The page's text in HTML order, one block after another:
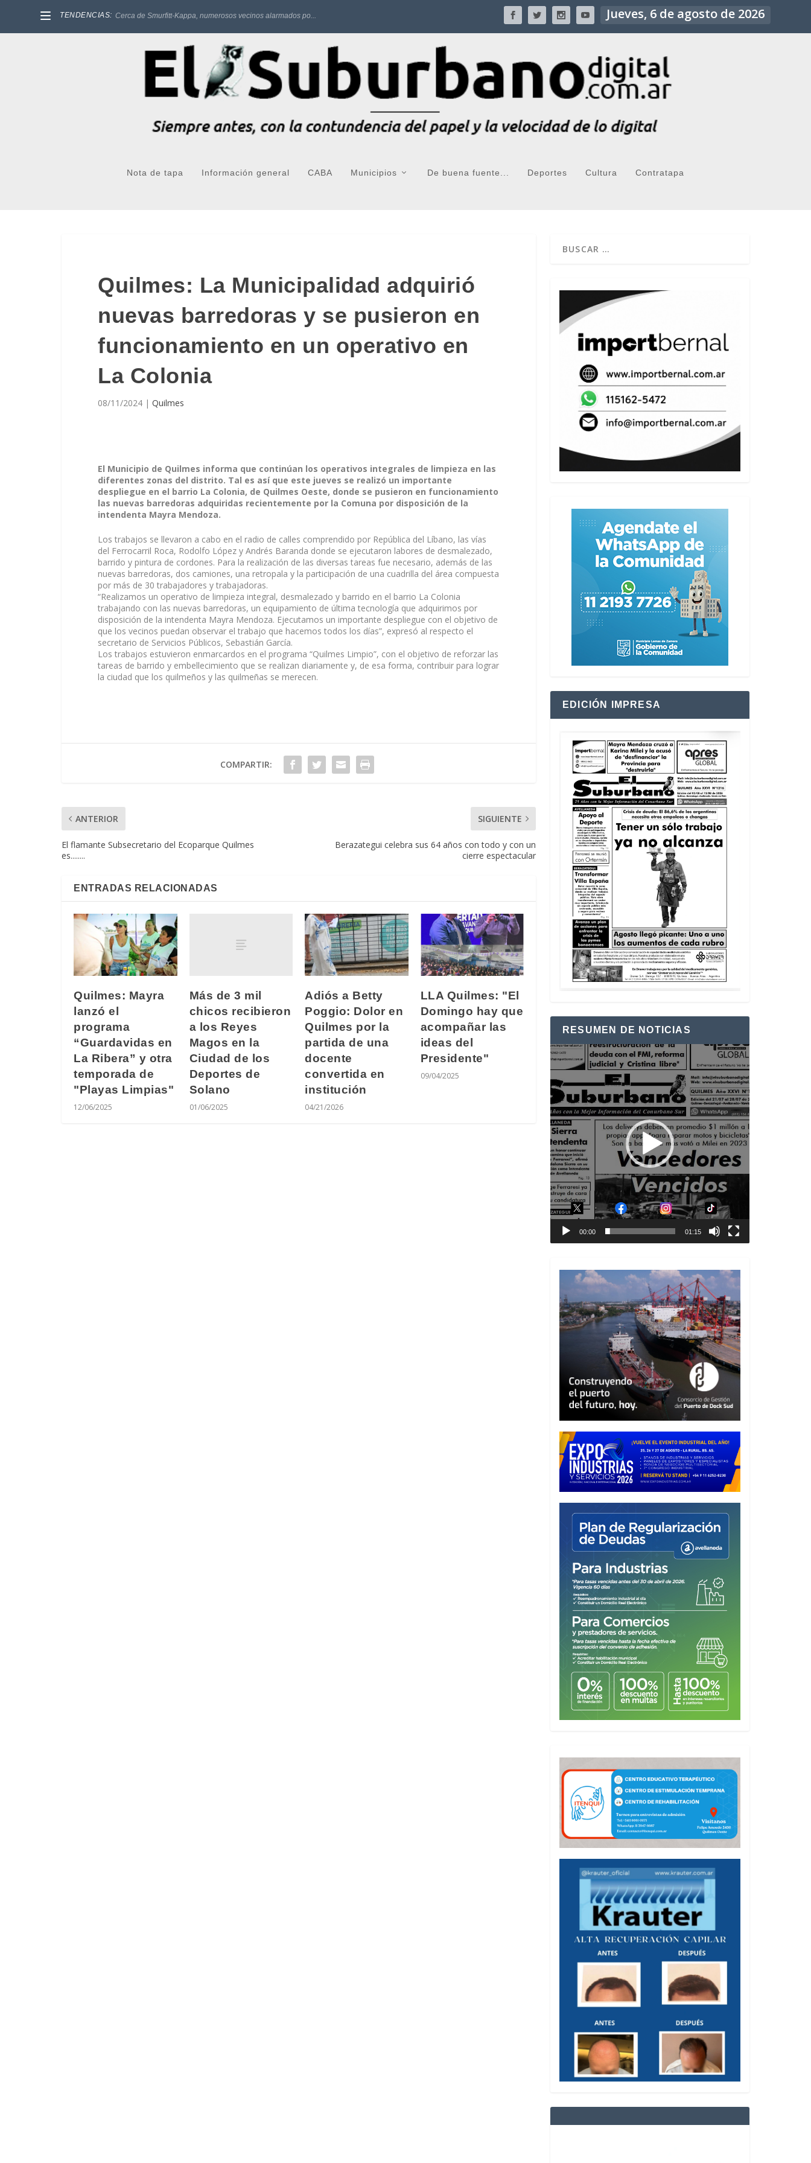
TENDENCIAS: Cerca de Smurfitt-Kappa, numerosos vecinos alarmados po... Jueves, 6 de agosto de 2026
Nota de tapa Información general CABA Municipios De buena fuente... Deportes Cultura Contratapa
Quilmes: La Municipalidad adquirió
nuevas barredoras y se pusieron en
funcionamiento en un operativo en
La Colonia
08/11/2024 | Quilmes
El Municipio de Quilmes informa que continúan los operativos integrales de limpieza en las
diferentes zonas del distrito. Tal es así que este jueves se realizó un importante
despliegue en el barrio La Colonia, de Quilmes Oeste, donde se pusieron en funcionamiento
las nuevas barredoras adquiridas recientemente por la Comuna por disposición de la
intendenta Mayra Mendoza.
Los trabajos se llevaron a cabo en el radio de calles comprendido por República del Líbano, las vías
del Ferrocarril Roca, Rodolfo López y Andrés Baranda donde se ejecutaron labores de desmalezado,
barrido y pintura de cordones. Para la realización de las diversas tareas fue necesario, además de las
nuevas barredoras, dos camiones, una retropala y la participación de una cuadrilla del área compuesta
por más de 30 trabajadores y trabajadoras.
“Realizamos un operativo de limpieza integral, desmalezado y barrido en el barrio La Colonia
trabajando con las nuevas barredoras, un equipamiento de última tecnología que adquirimos por
disposición de la intendenta Mayra Mendoza. Ejecutamos un importante despliegue con el objetivo de
que los vecinos puedan observar el trabajo que hacemos todos los días”, expresó al respecto el
secretario de Servicios Públicos, Sebastián García.
Los trabajos estuvieron enmarcardos en el programa “Quilmes Limpio”, con el objetivo de reforzar las
tareas de barrido y embellecimiento que se realizan diariamente y, de esa forma, contribuir para lograr
la ciudad que los quilmeños y las quilmeñas se merecen.
COMPARTIR:
ANTERIOR
El flamante Subsecretario del Ecoparque Quilmes
es........
SIGUIENTE
Berazategui celebra sus 64 años con todo y con un
cierre espectacular
ENTRADAS RELACIONADAS
Quilmes: Mayra
lanzó el
programa
“Guardavidas en
La Ribera” y otra
temporada de
"Playas Limpias"
12/06/2025
Más de 3 mil
chicos recibieron
a los Reyes
Magos en la
Ciudad de los
Deportes de
Solano
01/06/2025
Adiós a Betty
Poggio: Dolor en
Quilmes por la
partida de una
docente
convertida en
institución
04/21/2026
LLA Quilmes: "El
Domingo hay que
acompañar las
ideas del
Presidente"
09/04/2025
EDICIÓN IMPRESA
RESUMEN DE NOTICIAS
Reproductor
de
vídeo
00:00 01:15